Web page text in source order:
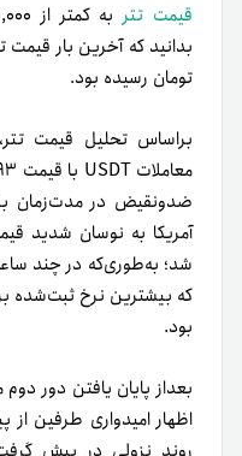
قیمت تتر
تومان رسیده بود.
ضدونقیض در مدت‌زمان
آمریکا به نوسان شدید
که بیشترین نرخ ثبت‌شده
بود.
بعد‌از پایان یافتن دور
اظهار امیدواری طرفین